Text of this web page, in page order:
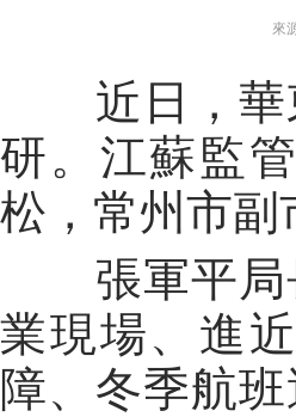
來
近日，華東
研。江蘇監
松，常州市副
張軍平局長
業現場、進
障、冬季航